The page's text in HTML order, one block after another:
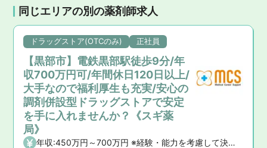
同じエリアの別の薬剤師求人
ドラッグストア(OTCのみ) 正社員
【黒部市】電鉄黒部駅徒歩9分/年
収700万円可/年間休日120日以上/
大手なので福利厚生も充実/安心の
調剤併設型ドラッグストアで安定
を手に入れませんか？《スギ薬
局》
年収:450万円～700万円 ※経験・能力を考慮して決定いたします。 【昇給】年1回 【賞与】年2回(7月・12月)、業績賞与:年1回(業績連動型) 【諸手当】資格手当、時間外手当、通勤手当、子ども手当等